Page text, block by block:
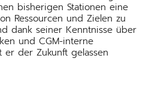
bisherigen Stationen eine
Ressourcen und Zielen zu
dank seiner Kenntnisse über
und CGM-interne
er der Zukunft gelassen